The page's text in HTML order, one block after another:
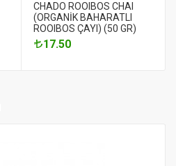
CHADO ROOIBOS CHAI
(ORGANİK BAHARATLI
ROOIBOS ÇAYI) (50 GR)
17.50